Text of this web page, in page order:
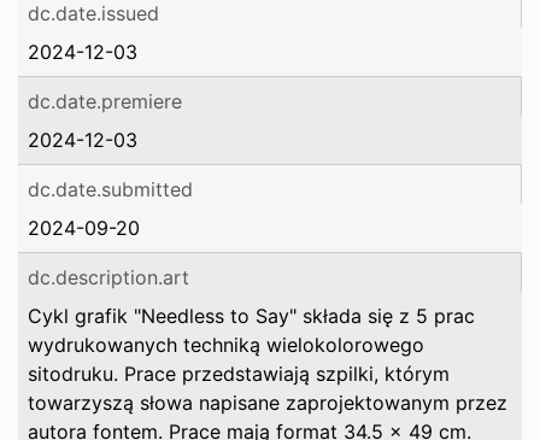
dc.date.issued
2024-12-03
dc.date.premiere
2024-12-03
dc.date.submitted
2024-09-20
dc.description.art
Cykl grafik "Needless to Say" składa się z 5 prac
wydrukowanych techniką wielokolorowego
sitodruku. Prace przedstawiają szpilki, którym
towarzyszą słowa napisane zaprojektowanym przez
autora fontem. Prace mają format 34.5 x 49 cm.